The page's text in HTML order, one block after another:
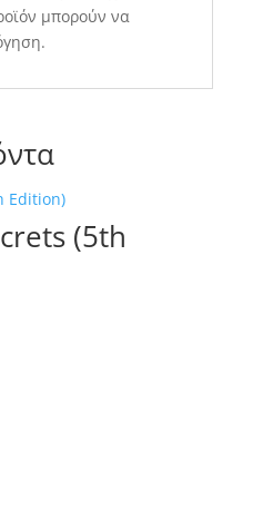
μπορούν να
(5th